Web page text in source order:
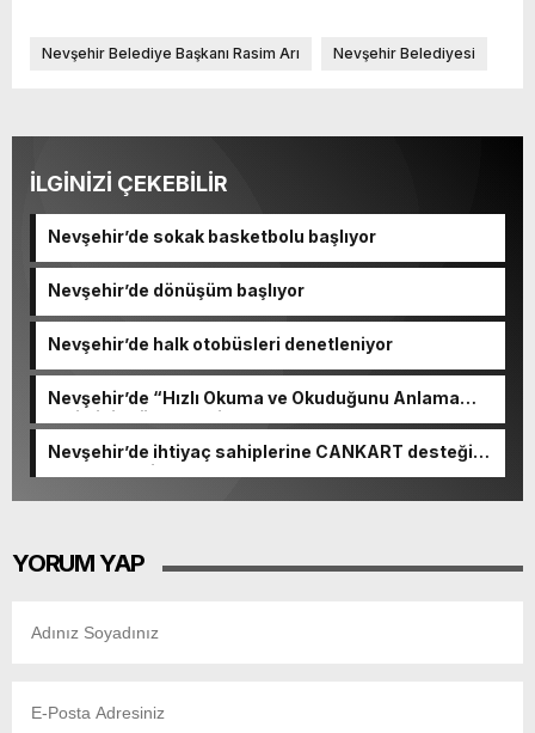
Nevşehir Belediye Başkanı Rasim Arı Nevşehir Belediyesi
İLGİNİZİ ÇEKEBİLİR
Nevşehir’de sokak basketbolu başlıyor
Nevşehir’de dönüşüm başlıyor
Nevşehir’de halk otobüsleri denetleniyor
Nevşehir’de “Hızlı Okuma ve Okuduğunu Anlama
Etkinliği” düzenlendi
Nevşehir’de ihtiyaç sahiplerine CANKART desteği
hayata geçti
YORUM YAP